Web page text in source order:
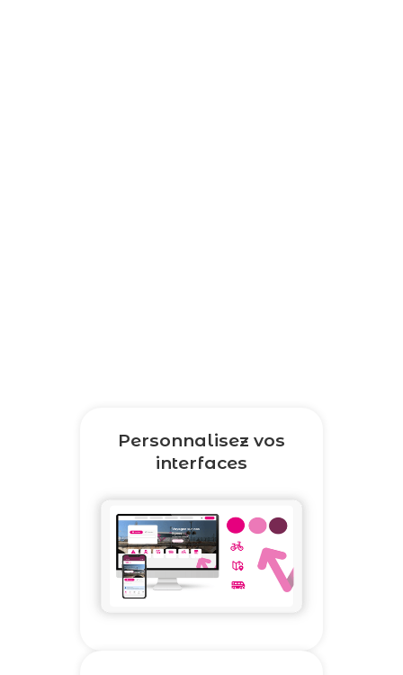
Personnalisez vos
interfaces